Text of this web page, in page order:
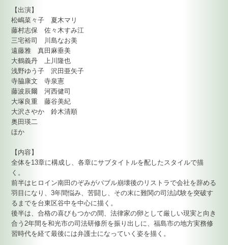
【出演】
松嶋菜々子 夏木マリ
藤村志保 佐々木すみ江
三宅裕司 川島なお美
遠藤雅 真田麻垂美
大鶴義丹 上川隆也
浅野ゆう子 沢田亜矢子
寺脇康文 寺泉憲
藤波辰爾 河西健司
大塚良重 藤谷美紀
大沢さやか 鈴木清順
奥田瑛二
ほか
【内容】
全体を13章に構成し、各章にサブタイトルを配したスタイルで描
く。
前半はヒロイン南田のぞみがバブル崩壊後のリストラで会社を辞める
羽目になり、3年間悩み、苦闘し、その末に難関の司法試験を突破す
るまでを台東区谷中を中心に描く。
後半は、合格の喜びもつかの間、法律家の卵として厳しい現実と向き
合う2年間を和光市の司法研修所を振り出しに、福島市の地方実務修
習時代を経て最後には弁護士になっていく姿を描く。